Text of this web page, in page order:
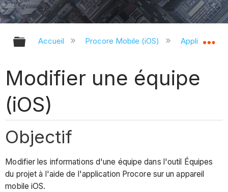
Développer/réduire la hiérarchie
Accueil Procore Mobile (iOS) Application
Modifier une équipe
(iOS)
Objectif
Modifier les informations d'une équipe dans l'outil Équipes
du projet à l'aide de l'application Procore sur un appareil
mobile iOS.